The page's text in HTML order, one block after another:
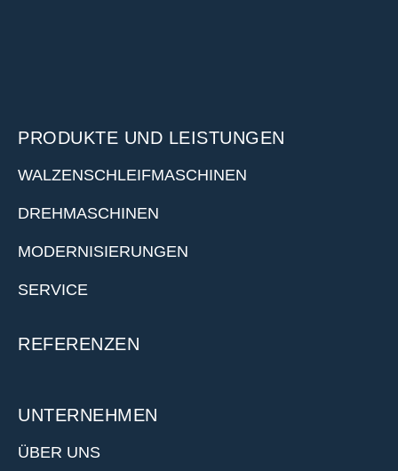
PRODUKTE UND LEISTUNGEN
WALZENSCHLEIFMASCHINEN
DREHMASCHINEN
MODERNISIERUNGEN
SERVICE
REFERENZEN
UNTERNEHMEN
ÜBER UNS